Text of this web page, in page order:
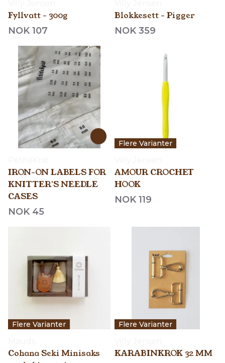
Fyllvatt - 300g
NOK 107
Blokkesett - Pigger
NOK 359
IRON-ON LABELS FOR
KNITTER'S NEEDLE
CASES
NOK 45
Flere Varianter
AMOUR CROCHET
HOOK
NOK 119
Flere Varianter
Cohana Seki Minisaks
Flere Varianter
KARABINKROK 32 MM